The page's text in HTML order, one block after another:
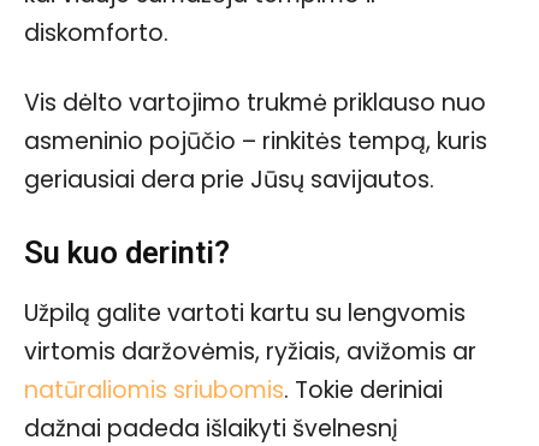
diskomforto.
Vis dėlto vartojimo trukmė priklauso nuo
asmeninio pojūčio – rinkitės tempą, kuris
geriausiai dera prie Jūsų savijautos.
Su kuo derinti?
Užpilą galite vartoti kartu su lengvomis
virtomis daržovėmis, ryžiais, avižomis ar
natūraliomis sriubomis. Tokie deriniai
dažnai padeda išlaikyti švelnesnį